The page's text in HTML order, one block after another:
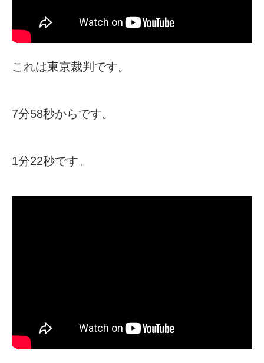
これは東京裁判です。
7分58秒からです。
1分22秒です。